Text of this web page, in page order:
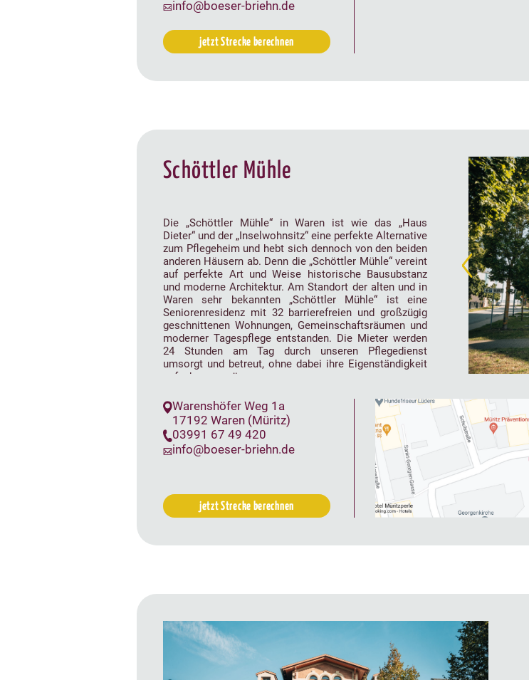
info@boeser-briehn.de
jetzt Strecke berechnen
Schöttler Mühle
Die „Schöttler Mühle“ in Waren ist wie das „Haus
Dieter“ und der „Inselwohnsitz“ eine perfekte Alternative
zum Pflegeheim und hebt sich dennoch von den beiden
anderen Häusern ab. Denn die „Schöttler Mühle“ vereint
auf perfekte Art und Weise historische Bausubstanz
und moderne Architektur. Am Standort der alten und in
Waren sehr bekannten „Schöttler Mühle“ ist eine
Seniorenresidenz mit 32 barrierefreien und großzügig
geschnittenen Wohnungen, Gemeinschaftsräumen und
moderner Tagespflege entstanden. Die Mieter werden
24 Stunden am Tag durch unseren Pflegedienst
umsorgt und betreut, ohne dabei ihre Eigenständigkeit
aufgeben zu müssen.
Warenshöfer Weg 1a
17192 Waren (Müritz)
03991 67 49 420
info@boeser-briehn.de
jetzt Strecke berechnen